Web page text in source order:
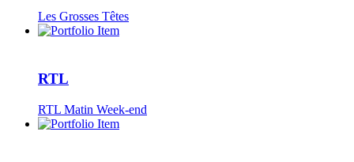
Les Grosses Têtes
RTL
RTL Matin Week-end